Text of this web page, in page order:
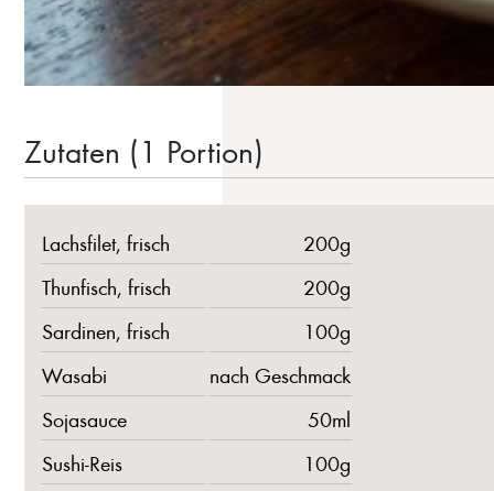
Zutaten (1 Portion)
Lachsfilet, frisch
200g
Thunfisch, frisch
200g
Sardinen, frisch
100g
Wasabi
nach Geschmack
Sojasauce
50ml
Sushi-Reis
100g